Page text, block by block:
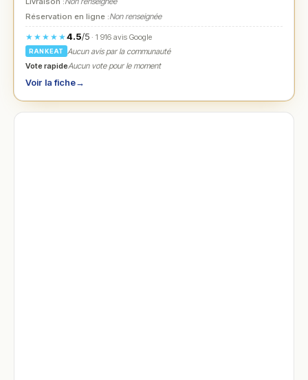
Réservation en ligne :Non renseignée
★★★★★4.5/5· 1 916 avis Google
RANKEAT
Aucun avis par la communauté
Vote rapideAucun vote pour le moment
Voir la fiche→